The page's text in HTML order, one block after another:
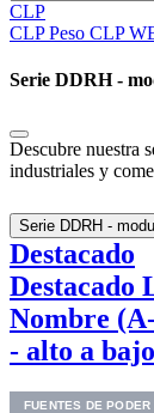
CLP
CLP Peso CLP
Serie DDRH -
Descubre nuestra
industriales y
Serie DDRH -
Destacado
Destacado
Nombre
- alto a bajo
FUENTES DE PODER